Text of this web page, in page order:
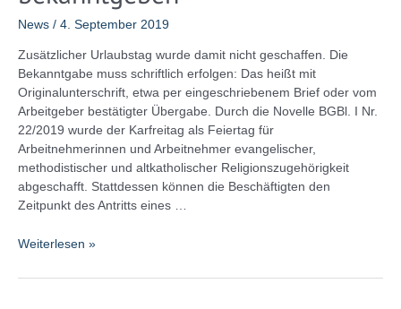
Entlohnung
News / 4. September 2019
Zusätzlicher Urlaubstag wurde damit nicht geschaffen. Die
Bekanntgabe muss schriftlich erfolgen: Das heißt mit
Originalunterschrift, etwa per eingeschriebenem Brief oder vom
Arbeitgeber bestätigter Übergabe. Durch die Novelle BGBl. I Nr.
22/2019 wurde der Karfreitag als Feiertag für
Arbeitnehmerinnen und Arbeitnehmer evangelischer,
methodistischer und altkatholischer Religionszugehörigkeit
abgeschafft. Stattdessen können die Beschäftigten den
Zeitpunkt des Antritts eines …
Wer
noch
Weiterlesen »